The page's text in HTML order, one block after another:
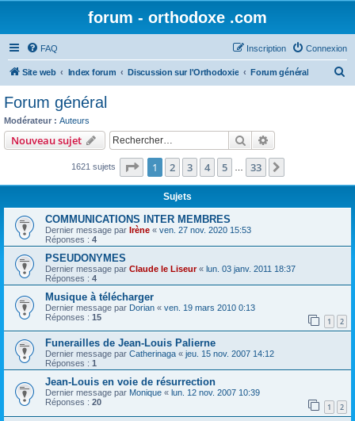
forum - orthodoxe .com
FAQ Connexion
Inscription
Site web Index forum Discussion sur l'Orthodoxie Forum général
c
Forum général
Modérateur : Auteurs
Nouveau sujet Rechercher
1621 sujets Page 1sur33
1 2 3 4 5 33
Sujets
COMMUNICATIONS INTER MEMBRES
Dernier message par Irène « ven. 27 nov. 2020 15:53
Réponses : 4
PSEUDONYMES
Dernier message par Claude le Liseur« lun. 03 janv. 2011 18:37
Réponses : 4
Musique à télécharger
Dernier message par Dorian « ven. 19 mars 2010 0:13
Réponses : 15 1 2
Funerailles de Jean-Louis Palierne
Dernier message par Catherinaga « jeu. 15 nov. 2007 14:12
Réponses : 1
Jean-Louis en voie de résurrection
Dernier message par Monique « lun. 12 nov. 2007 10:39
Réponses : 20 1 2